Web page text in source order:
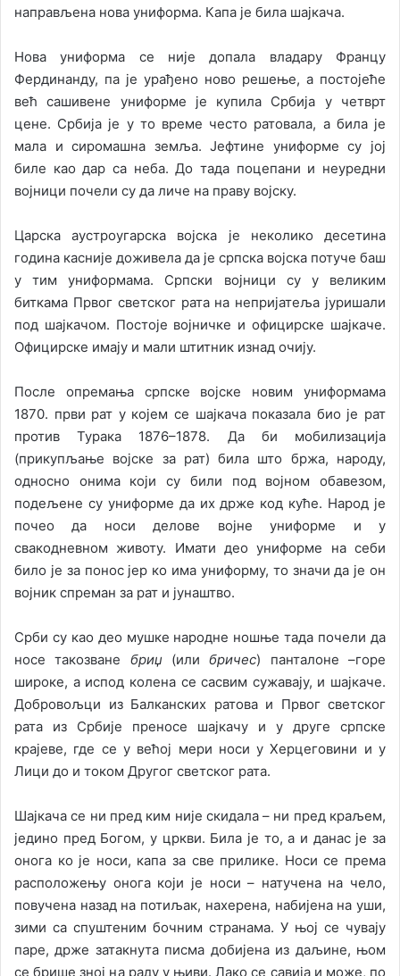
направљена нова униформа. Капа је била шајкача.
Нова униформа се није допала владару Францу
Фердинанду, па је урађено ново решење, а постојеће
већ сашивене униформе је купила Србија у четврт
цене. Србија је у то време често ратовала, а била је
мала и сиромашна земља. Јефтине униформе су јој
биле као дар са неба. До тада поцепани и неуредни
војници почели су да личе на праву војску.
Царска аустроугарска војска је неколико десетина
година касније доживела да је српска војска потуче баш
у тим униформама. Српски војници су у великим
биткама Првог светског рата на непријатеља јуришали
под шајкачом. Постоје војничке и официрске шајкаче.
Официрске имају и мали штитник изнад очију.
После опремања српске војске новим униформама
1870. први рат у којем се шајкача показала био је рат
против Турака 1876–1878. Да би мобилизација
(прикупљање војске за рат) била што бржа, народу,
односно онима који су били под војном обавезом,
подељене су униформе да их држе код куће. Народ је
почео да носи делове војне униформе и у
свакодневном животу. Имати део униформе на себи
било је за понос јер ко има униформу, то значи да је он
војник спреман за рат и јунаштво.
Срби су као део мушке народне ношње тада почели да
носе такозване бриџ(илибричес) панталоне –горе
широке, а испод колена се сасвим сужавају, и шајкаче.
Добровољци из Балканских ратова и Првог светског
рата из Србије преносе шајкачу и у друге српске
крајеве, где се у већој мери носи у Херцеговини и у
Лици до и током Другог светског рата.
Шајкача се ни пред ким није скидала – ни пред краљем,
једино пред Богом, у цркви. Била је то, а и данас је за
онога ко је носи, капа за све прилике. Носи се према
расположењу онога који је носи – натучена на чело,
повучена назад на потиљак, нахерена, набијена на уши,
зими са спуштеним бочним странама. У њој се чувају
паре, држе затакнута писма добијена из даљине, њом
се брише зној на раду у њиви. Лако се савија и може, по